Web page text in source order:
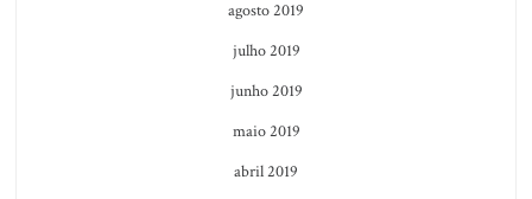
agosto 2019
julho 2019
junho 2019
maio 2019
abril 2019